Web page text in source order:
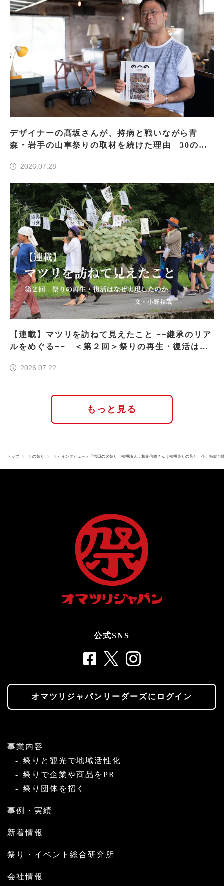
デザイナーの髙坂さんが、持病と戦いながら青
森・岩手の山車祭りの取材を続けた理由 30の山
2026.07.28
【連載】マツリを訪ねて見えたこと −−継承のリア
ルをめぐる−− ＜第２回＞祭りの再生・復活はな
2026.07.22
もっと見る
トップ の祭り ＜インタビュー＞「吉田の火祭り」松明職人：和光信雄さん｜松明造りの昔と、今。持続可
公式SNS
オマツリジャパンリーダーズにログイン
事業内容
祭りと観光で地域活性化
祭りで企業や商品をPR
祭り団体を招く
事例・実績
新着情報
祭り・イベント総合研究所
会社情報